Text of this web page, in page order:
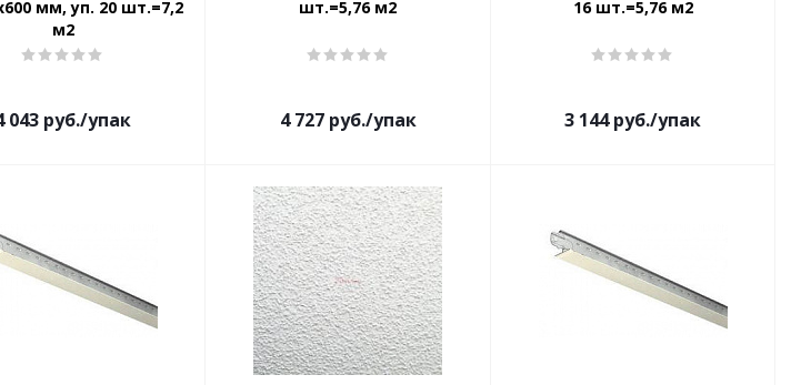
мм, уп. 20 шт.=7,2
м2
043 руб./упак
шт.=5,76 м2
4 727руб./упак
16 шт.=5,76 м2
3 144руб./упак